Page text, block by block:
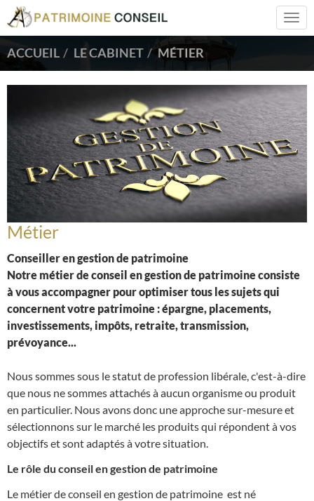
ACCUEIL LE CABINET MÉTIER
Métier
Conseiller en gestion de patrimoine
Notre métier de conseil en gestion de patrimoine consiste
à vous accompagner pour optimiser tous les sujets qui
concernent votre patrimoine : épargne, placements,
investissements, impôts, retraite, transmission,
prévoyance...
Nous sommes sous le statut de profession libérale, c'est-à-dire
que nous ne sommes attachés à aucun organisme ou produit
en particulier. Nous avons donc une approche sur-mesure et
sélectionnons sur le marché les produits qui répondent à vos
objectifs et sont adaptés à votre situation.
Le rôle du conseil en gestion de patrimoine
Le métier de conseil en gestion de patrimoine est né